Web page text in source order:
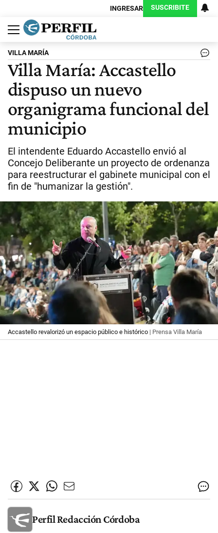
INGRESAR SUSCRIBITE
Política
Economía
Judiciales
Sociedad
Cultura
Espectáculos
Deportes
Protagonistas
VILLA MARÍA
Villa María: Accastello
dispuso un nuevo
organigrama funcional del
municipio
El intendente Eduardo Accastello envió al
Concejo Deliberante un proyecto de ordenanza
para reestructurar el gabinete municipal con el
fin de "humanizar la gestión".
Accastello revalorizó un espacio público e histórico | Prensa Villa María
Perfil Redacción Córdoba